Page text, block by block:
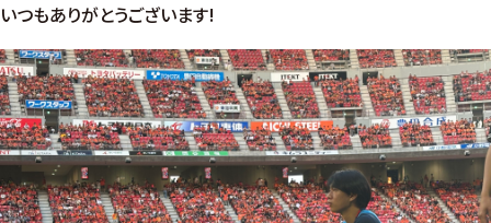
いつもありがとうございます!